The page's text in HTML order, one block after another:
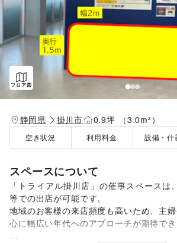
フロア図
静岡県 掛川市 0.9坪 （3.0m²）
空き状況 利用料金 設備・什
スペースについて
「トライアル掛川店」の催事スペースは
等での出店が可能です。
地域のお客様の来店頻度も高いため、主
心に幅広い年代へのアプローチが期待でき